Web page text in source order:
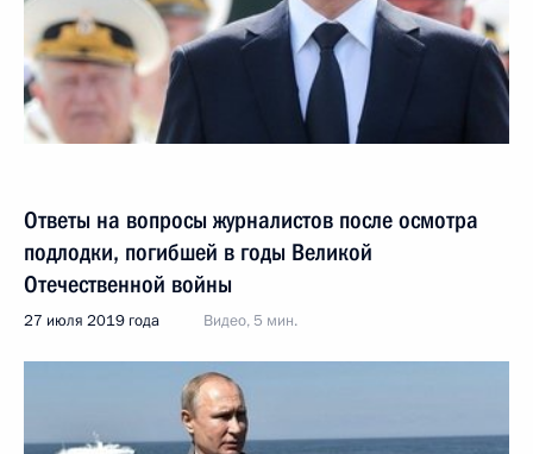
Ответы на вопросы журналистов после осмотра
подлодки, погибшей в годы Великой
Отечественной войны
27 июля 2019 года Видео, 5 мин.